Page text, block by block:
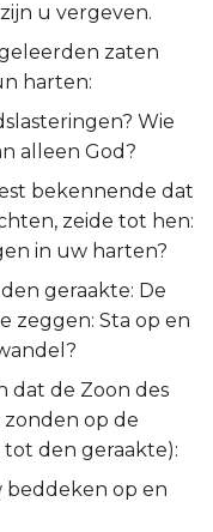
u vergeven.
zaten
harten:
Wie
alleen God?
bekennende dat
zeide tot hen:
in uw harten?
geraakte: De
zeggen: Sta op en
dat de Zoon des
op de
tot den geraakte):
beddeken op en